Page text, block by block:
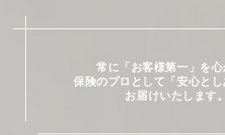
常に「お客様第一」を心
保険のプロとして「安心とし
お届けいたします。